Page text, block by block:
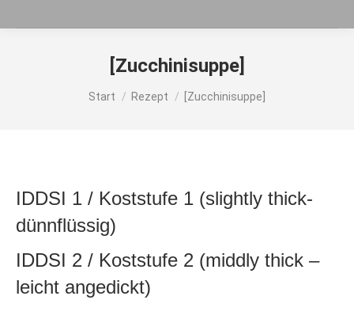
[Zucchinisuppe]
Sie befinden sich hier:
Start Rezept [Zucchinisuppe]
IDDSI 1 / Koststufe 1 (slightly thick-
dünnflüssig)
IDDSI 2 / Koststufe 2 (middly thick –
leicht angedickt)